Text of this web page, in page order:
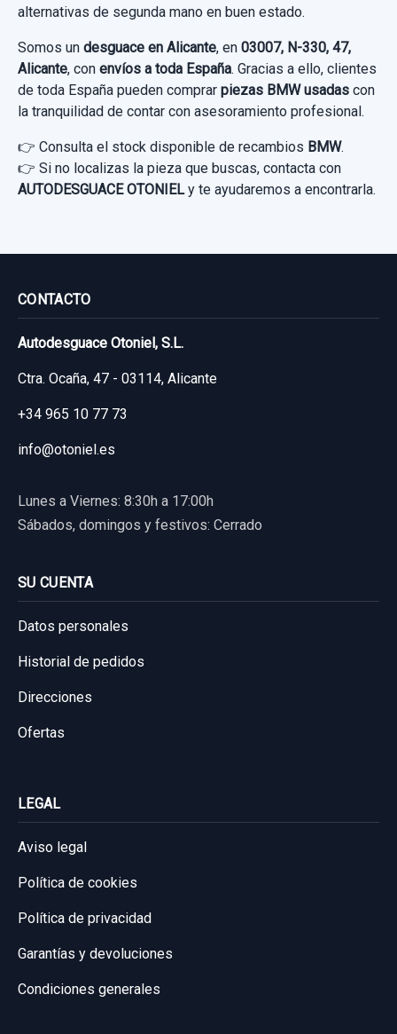
BMW SERIE 1 BERLINA (E81/E87) 116D
Garantía 1 año
Ref:924862
50,00 €
Sin IVA, gastos de envío no incluidos.
CERRADURA PUERTA DELANTERA IZQUIERDA
BMW SERIE 1 BERLINA (E81/E87) 116D
14,04 €
Sin IVA, gastos de envío no incluidos.
Consultar por whatsapp
BMW SERIE 1 BERLINA (E81/E87) 116D
Garantía 1 año
Ref:949233 OEM:780912702
80,00 €
Sin IVA, gastos de envío no incluidos.
Consultar por whatsapp
alternativas de segunda mano en buen estado.
Somos un desguace en Alicante, en 03007, N-330, 47,
Alicante, con envíos a toda España. Gracias a ello, clientes
de toda España pueden comprar piezas BMW usadas con
la tranquilidad de contar con asesoramiento profesional.
👉 Consulta el stock disponible de recambios BMW.
👉 Si no localizas la pieza que buscas, contacta con
AUTODESGUACE OTONIELy te ayudaremos a encontrarla.
CONTACTO
Autodesguace Otoniel, S.L.
Ctra. Ocaña, 47 - 03114, Alicante
+34 965 10 77 73
info@otoniel.es
Lunes a Viernes: 8:30h a 17:00h
Sábados, domingos y festivos: Cerrado
SU CUENTA
Datos personales
Historial de pedidos
Direcciones
Ofertas
LEGAL
Aviso legal
Política de cookies
Política de privacidad
Garantías y devoluciones
Condiciones generales